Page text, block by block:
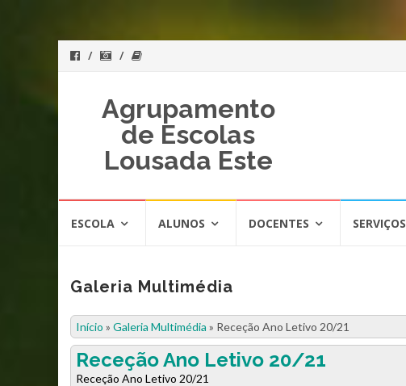
Agrupamento
de Escolas
Lousada Este
ESCOLA ALUNOS DOCENTES SERVIÇOS
Galeria Multimédia
Início » Galeria Multimédia » Receção Ano Letivo 20/21
Receção Ano Letivo 20/21
Receção Ano Letivo 20/21